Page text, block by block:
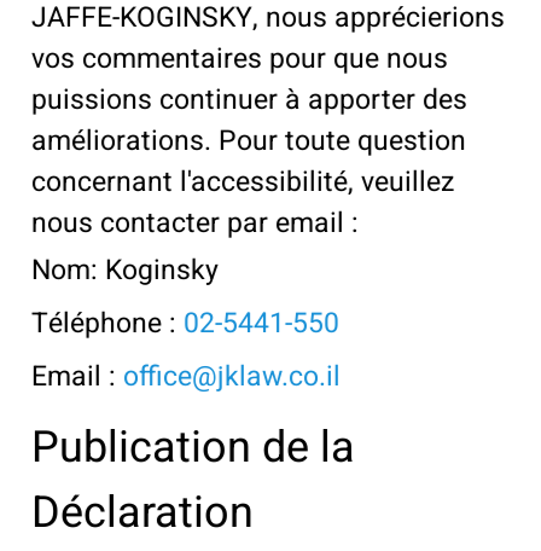
JAFFE-KOGINSKY, nous apprécierions
vos commentaires pour que nous
puissions continuer à apporter des
améliorations. Pour toute question
concernant l'accessibilité, veuillez
nous contacter par email :
Nom: Koginsky
Téléphone : 02-5441-550
Email : office@jklaw.co.il
Publication de la
Déclaration